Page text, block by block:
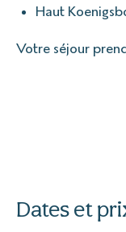
Haut
Votre séjour
Dates et